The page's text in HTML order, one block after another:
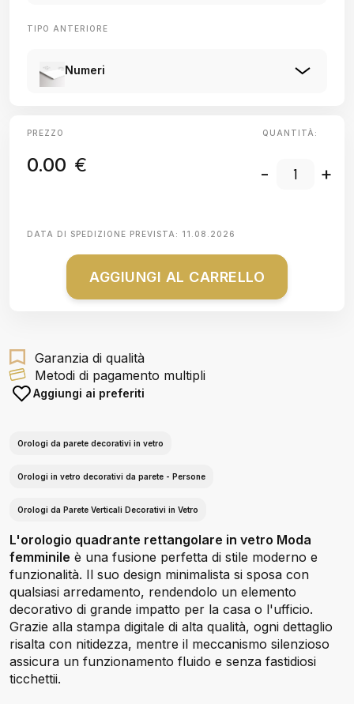
TIPO ANTERIORE
Numeri
PREZZO
0.00 €
QUANTITÀ:
- +
DATA DI SPEDIZIONE PREVISTA: 11.08.2026
AGGIUNGI AL CARRELLO
Garanzia di qualità
Metodi di pagamento multipli
Aggiungi ai preferiti
Orologi da parete decorativi in vetro
Orologi in vetro decorativi da parete - Persone
Orologi da Parete Verticali Decorativi in Vetro
L'orologio quadrante rettangolare in vetro Moda
femminile è una fusione perfetta di stile moderno e
funzionalità. Il suo design minimalista si sposa con
qualsiasi arredamento, rendendolo un elemento
decorativo di grande impatto per la casa o l'ufficio.
Grazie alla stampa digitale di alta qualità, ogni dettaglio
risalta con nitidezza, mentre il meccanismo silenzioso
assicura un funzionamento fluido e senza fastidiosi
ticchettii.